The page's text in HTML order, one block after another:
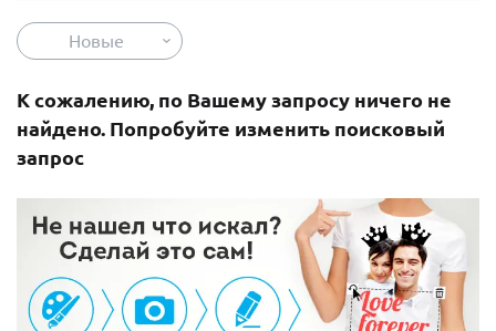
Новые
К сожалению, по Вашему запросу ничего не
найдено. Попробуйте изменить поисковый
запрос